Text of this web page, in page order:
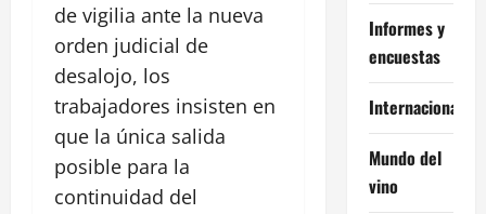
de vigilia ante la nueva
orden judicial de
desalojo, los
trabajadores insisten en
que la única salida
posible para la
continuidad del
Informes y
encuestas
Internacional
Mundo del
vino